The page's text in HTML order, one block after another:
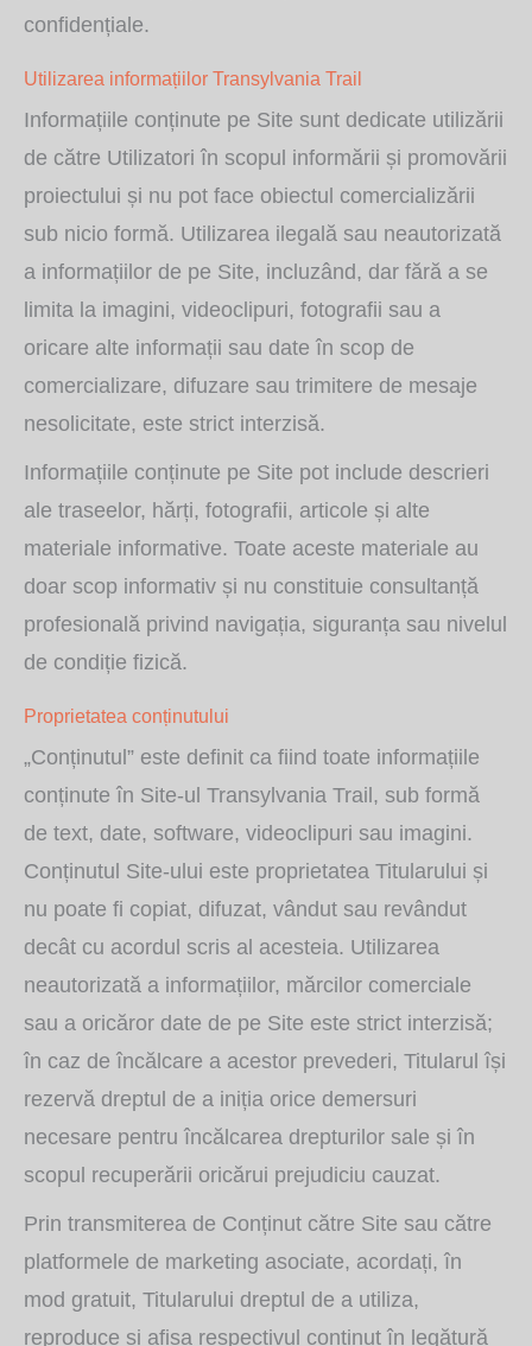
confidențiale.
Utilizarea informațiilor Transylvania Trail
Informațiile conținute pe Site sunt dedicate utilizării
de către Utilizatori în scopul informării și promovării
proiectului și nu pot face obiectul comercializării
sub nicio formă. Utilizarea ilegală sau neautorizată
a informațiilor de pe Site, incluzând, dar fără a se
limita la imagini, videoclipuri, fotografii sau a
oricare alte informații sau date în scop de
comercializare, difuzare sau trimitere de mesaje
nesolicitate, este strict interzisă.
Informațiile conținute pe Site pot include descrieri
ale traseelor, hărți, fotografii, articole și alte
materiale informative. Toate aceste materiale au
doar scop informativ și nu constituie consultanță
profesională privind navigația, siguranța sau nivelul
de condiție fizică.
Proprietatea conținutului
„Conținutul” este definit ca fiind toate informațiile
conținute în Site-ul Transylvania Trail, sub formă
de text, date, software, videoclipuri sau imagini.
Conținutul Site-ului este proprietatea Titularului și
nu poate fi copiat, difuzat, vândut sau revândut
decât cu acordul scris al acesteia. Utilizarea
neautorizată a informațiilor, mărcilor comerciale
sau a oricăror date de pe Site este strict interzisă;
în caz de încălcare a acestor prevederi, Titularul își
rezervă dreptul de a iniția orice demersuri
necesare pentru încălcarea drepturilor sale și în
scopul recuperării oricărui prejudiciu cauzat.
Prin transmiterea de Conținut către Site sau către
platformele de marketing asociate, acordați, în
mod gratuit, Titularului dreptul de a utiliza,
reproduce și afișa respectivul conținut în legătură